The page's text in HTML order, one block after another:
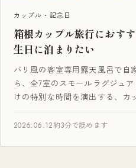
カップル・記念日
箱根カップル旅行におす
生日に泊まりたい
バリ風の客室専用露天風呂で自
ら、全7室のスモールラグジュ
けの特別な時間を演出する、カ
厳選しました。
2026.06.12約3分で読めます